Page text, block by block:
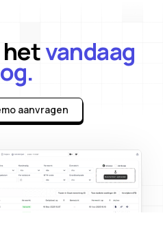
hetvandaag
aanvragen